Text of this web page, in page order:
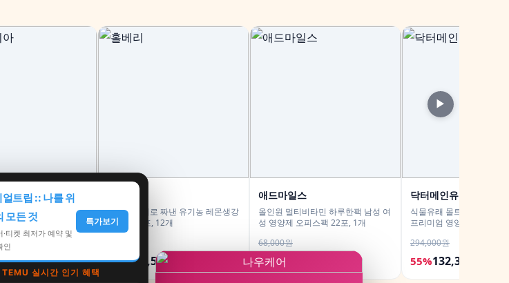
러스 비오틴 1+1 저분
쉬 어류 어린 가루
원
홀베리 그대로 짜낸 유기농 레몬생강
즙 15g 14포, 12개
55%107,500원
애드마일스
올인원 멀티비타민 하루한팩 남성 여
성 영양제 오피스팩 22포, 1개
68,000원
46%36,900원
닥터메인유 공식스토어
식물유래 몰트 MSM 프로
프리미엄 영양제 식이유황
294,000원
55%132,300원
▶
트립 :: 나를 위
모든 것
·티켓 최저가 예약 및
인
특가보기
실시간 인기 혜택